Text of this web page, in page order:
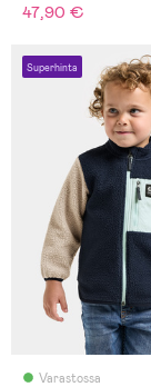
47,90 €
Superhinta
Varastossa